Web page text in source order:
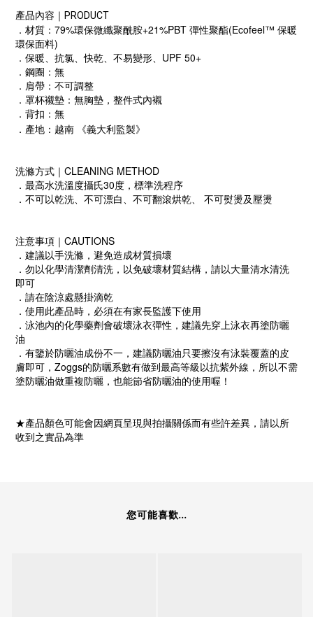
產品內容｜PRODUCT
．材質：79%環保微纖聚酰胺+21%PBT 彈性聚酯(Ecofeel™ 保暖
環保面料)
．保暖、抗氯、快乾、不易變形、UPF 50+
．鋼圈：無
．肩帶：不可調整
．罩杯襯墊：無胸墊，整件式內襯
．背扣：無
．產地：越南 《義大利監製》
洗滌方式｜CLEANING METHOD
．最高水洗溫度攝氏30度，標準洗程序
．不可以乾洗、不可漂白、不可翻滾烘乾、 不可熨燙及壓燙
注意事項｜CAUTIONS
．建議以手洗滌，避免造成材質損壞
．勿以化學清潔劑清洗，以免破壞材質結構，請以大量清水清洗
即可
．請在陰涼處懸掛滴乾
．使用此產品時，必須在有家長監護下使用
．泳池內的化學藥劑會破壞泳衣彈性，建議先穿上泳衣再塗防曬
油
．有鑒於防曬油成份不一，建議防曬油只要擦沒有泳裝覆蓋的皮
膚即可，Zoggs的防曬系數有做到最高等級以抗紫外線，所以不需
塗防曬油做重複防曬，也能節省防曬油的使用喔！
★產品顏色可能會因網頁呈現與拍攝關係而有些許差異，請以所
收到之實品為準
您可能喜歡...